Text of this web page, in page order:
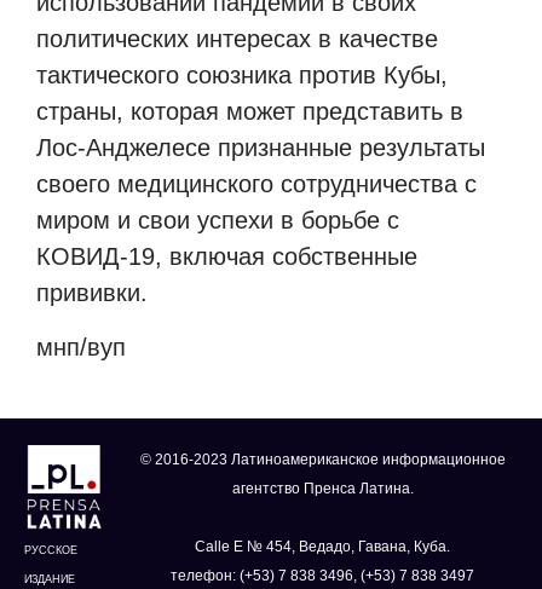
политических интересах в качестве
тактического союзника против Кубы,
страны, которая может представить в
Лос-Анджелесе признанные результаты
своего медицинского сотрудничества с
миром и свои успехи в борьбе с
КОВИД-19, включая собственные
прививки.
мнп/вуп
РУССКОЕ
ИЗДАНИЕ
© 2016-2023 Латиноамериканское информационное
агентство Пренса Латина.
Calle E № 454, Ведадо, Гавана, Куба.
телефон: (+53) 7 838 3496, (+53) 7 838 3497